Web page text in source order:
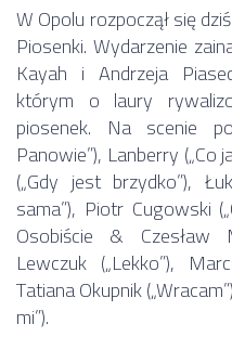
W Opolu rozpoczął się
Piosenki. Wydarzenie
Kayah i Andrzeja
którym o laury
piosenek. Na scenie
Panowie”), Lanberry („Co
(„Gdy jest brzydko”),
sama”), Piotr Cugowski
Osobiście & Czesław
Lewczuk („Lekko”),
Tatiana Okupnik
mi”).